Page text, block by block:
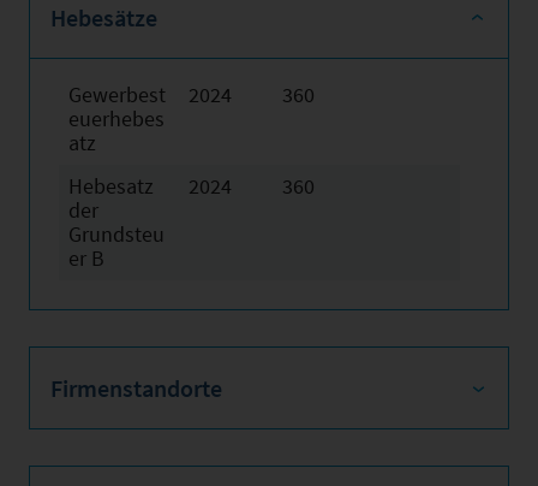
Hebesätze
Gewerbest
euerhebes
atz
2024 360
Hebesatz
der
Grundsteu
er B
2024 360
Firmenstandorte